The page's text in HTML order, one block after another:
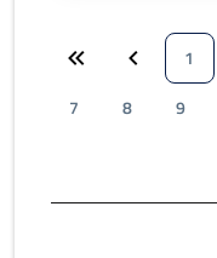
1
7
8 9